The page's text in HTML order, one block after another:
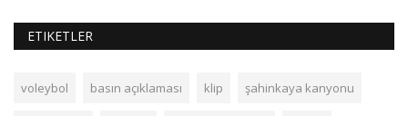
ETIKETLER
voleybol basın açıklaması klip şahinkaya kanyonu